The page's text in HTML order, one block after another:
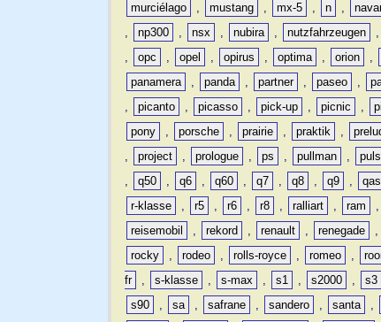
murciélago
, mustang , mx-5 , n ,
,
np300 , nsx , nubira , nutzfahrzeugen ,
,
opc , opel , opirus , optima , orion ,
panamera
, panda , partner , paseo ,
,
picanto , picasso , pick-up , picnic ,
pony
, porsche , prairie , praktik ,
,
project , prologue , ps , pullman ,
,
q50 , q6 , q60 , q7 , q8 , q9 ,
r-klasse
, r5 , r6 , r8 , ralliart , ram ,
reisemobil
, rekord , renault , renegade ,
rocky
, rodeo , rolls-royce , romeo ,
fr
, s-klasse , s-max , s1 , s2000 , s3
s90
, sa , safrane , sandero , santa ,